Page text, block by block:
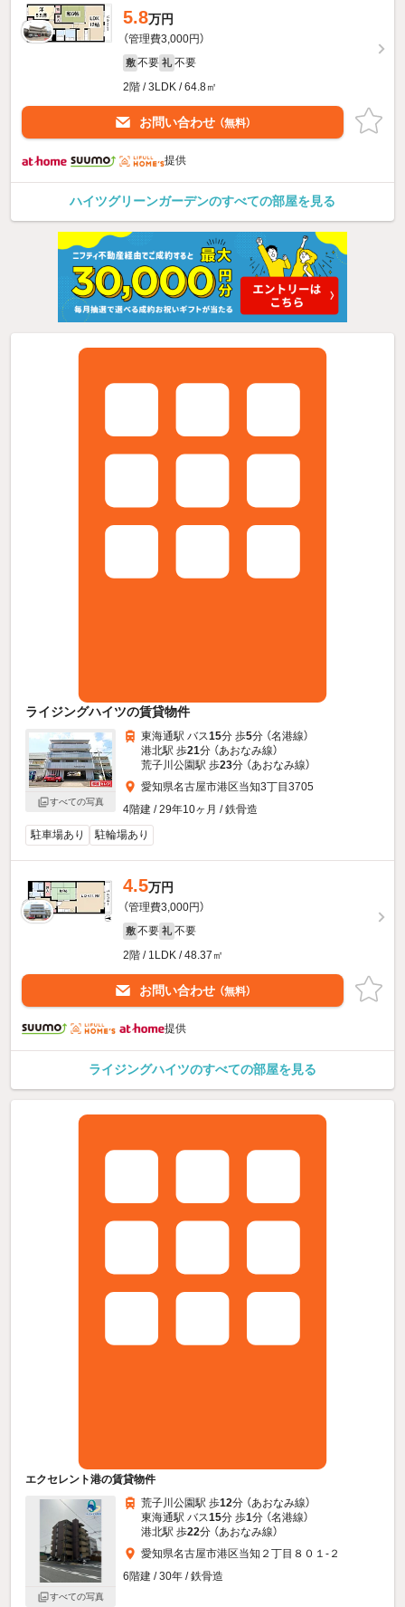
5.8万円
（管理費3,000円）
敷 不要 礼 不要
2階 / 3LDK / 64.8㎡
お問い合わせ （無料）
提供
ハイツグリーンガーデンのすべての部屋を見る
ライジングハイツの賃貸物件
すべての写真
東海通駅 バス15分 歩5分 （名港線）
港北駅 歩21分 （あおなみ線）
荒子川公園駅 歩23分 （あおなみ線）
愛知県名古屋市港区当知3丁目3705
4階建 / 29年10ヶ月 / 鉄骨造
駐車場あり
駐輪場あり
4.5万円
（管理費3,000円）
敷 不要 礼 不要
2階 / 1LDK / 48.37㎡
お問い合わせ （無料）
提供
ライジングハイツのすべての部屋を見る
エクセレント港の賃貸物件
すべての写真
荒子川公園駅 歩12分 （あおなみ線）
東海通駅 バス15分 歩1分 （名港線）
港北駅 歩22分 （あおなみ線）
愛知県名古屋市港区当知２丁目８０１-２
6階建 / 30年 / 鉄骨造